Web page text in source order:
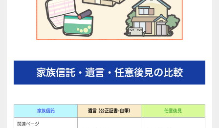
家族信託・遺言・任意後見の比較
家族信託 遺言 (公正証書･自筆) 任意後見
関連ページ